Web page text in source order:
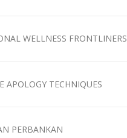
WELLNESS FRONTLINERS
APOLOGY TECHNIQUES
PERBANKAN